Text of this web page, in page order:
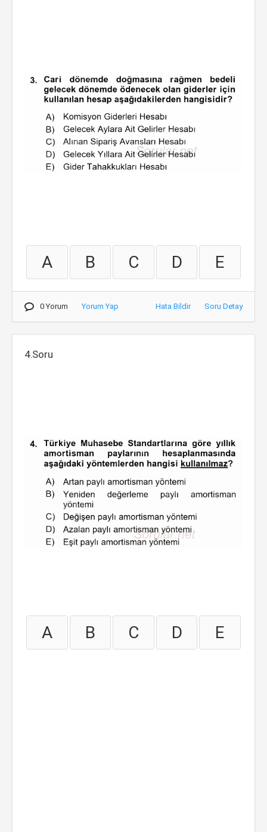
A B C D E
0 Yorum Yorum Yap Hata Bildir Soru Detay
4.Soru
A B C D E